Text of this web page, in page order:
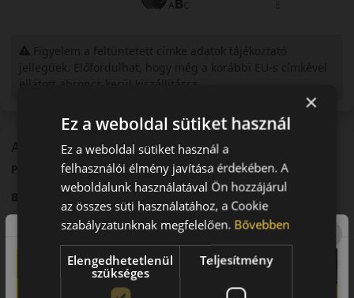
A mintázat
Pirelli P Zero Sport PZ4 – Sportos prémium abroncs
Bevezető
A Pirelli PZeroSport PZ4 egy prémium sportabroncs, amelyet
Futófelület és tapadás
ellátott abroncs kerül kiszállításra.
×
Ez a weboldal sütiket használ
Ez a weboldal sütiket használ a
felhasználói élmény javítása érdekében. A
weboldalunk használatával Ön hozzájárul
az összes süti használatához, a Cookie
szabályzatunknak megfelelően. Bővebben
Elengedhetetlenül
szükséges
Teljesítmény